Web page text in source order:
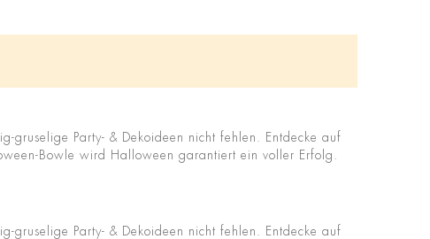
Party- & Dekoideen nicht fehlen. Entdecke auf
Bowle wird Halloween garantiert ein voller Erfolg.
Party- & Dekoideen nicht fehlen. Entdecke auf